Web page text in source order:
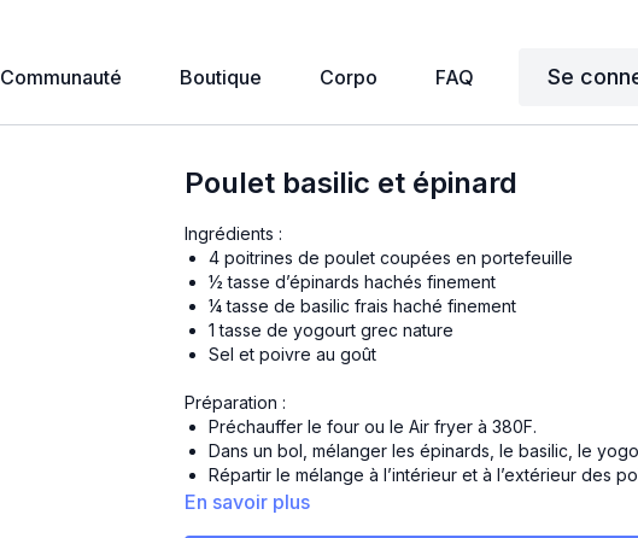
Communauté Boutique Corpo FAQ Se
Poulet basilic et épinard
Ingrédients :
4 poitrines de poulet coupées en portefeuille
½ tasse d’épinards hachés finement
¼ tasse de basilic frais haché finement
1 tasse de yogourt grec nature
Sel et poivre au goût
Préparation :
Préchauffer le four ou le Air fryer à 380F.
Dans un bol, mélanger les épinards, le basilic, le
Répartir le mélange à l’intérieur et à l’extérieur des
Cuire entre 25 minutes (Air fryer) et 35 minutes (four).
En savoir plus